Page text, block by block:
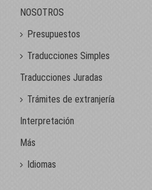
NOSOTROS
Presupuestos
Traducciones Simples
Traducciones Juradas
Trámites de extranjería
Interpretación
Más
Idiomas